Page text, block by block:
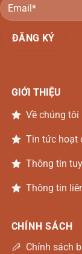
GIỚI THIỆU
Về chúng tôi
Tin tức hoạt
Thông tin
Thông tin
CHÍNH SÁCH
Chính sách